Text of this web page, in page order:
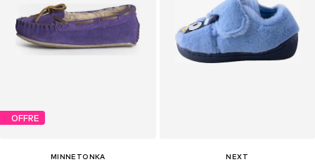
OFFRE
MINNETONKA
NEXT